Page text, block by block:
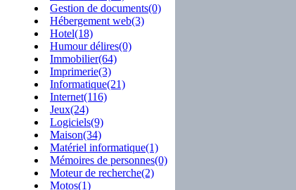
Gestion de documents(0)
Hébergement web(3)
Hotel(18)
Humour délires(0)
Immobilier(64)
Imprimerie(3)
Informatique(21)
Internet(116)
Jeux(24)
Logiciels(9)
Maison(34)
Matériel informatique(1)
Mémoires de personnes(0)
Moteur de recherche(2)
Motos(1)